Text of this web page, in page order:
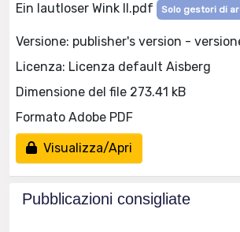
Ein lautloser Wink II.pdf Solo gestori di
Versione: publisher's version -
Licenza: Licenza default Aisberg
Dimensione del file 273.41 kB
Formato Adobe PDF
Visualizza/Apri
Pubblicazioni consigliate